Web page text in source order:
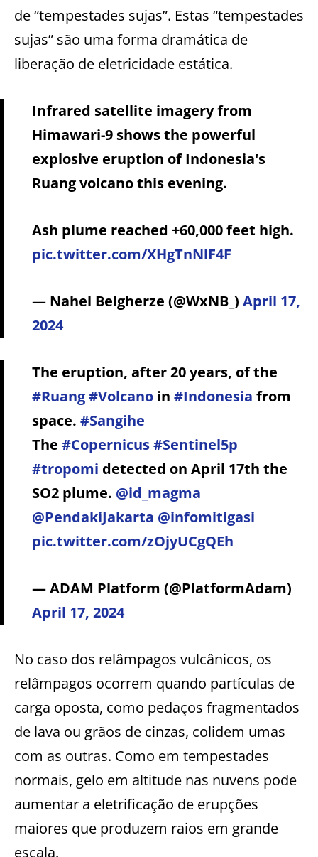
de “tempestades sujas”. Estas “tempestades
sujas” são uma forma dramática de
liberação de eletricidade estática.
Infrared satellite imagery from
Himawari-9 shows the powerful
explosive eruption of Indonesia's
Ruang volcano this evening.
Ash plume reached +60,000 feet high.
pic.twitter.com/XHgTnNlF4F
— Nahel Belgherze (@WxNB_) April 17,
2024
The eruption, after 20 years, of the
#Ruang#Volcano in #Indonesia from
space. #Sangihe
The #Copernicus#Sentinel5p
#tropomi detected on April 17th the
SO2 plume. @id_magma
@PendakiJakarta @infomitigasi
pic.twitter.com/zOjyUCgQEh
— ADAM Platform (@PlatformAdam)
April 17, 2024
No caso dos relâmpagos vulcânicos, os
relâmpagos ocorrem quando partículas de
carga oposta, como pedaços fragmentados
de lava ou grãos de cinzas, colidem umas
com as outras. Como em tempestades
normais, gelo em altitude nas nuvens pode
aumentar a eletrificação de erupções
maiores que produzem raios em grande
escala.